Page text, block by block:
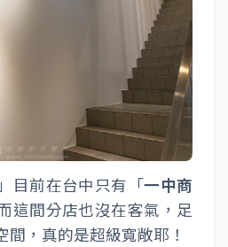
目前在台中只有「一中商
這間分店也沒在客氣，足
間，真的是超級寬敞耶！